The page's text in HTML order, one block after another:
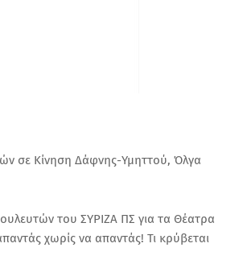
σε Κίνηση Δάφνης-Υμηττού, Όλγα
του ΣΥΡΙΖΑ ΠΣ για τα Θέατρα
χωρίς να απαντάς! Τι κρύβεται